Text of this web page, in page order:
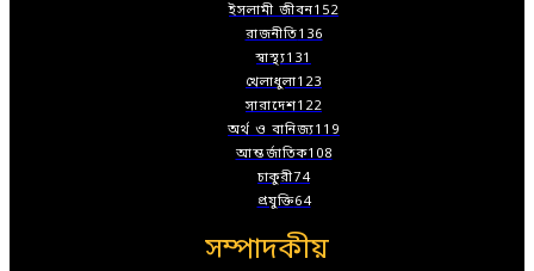
ইসলামী জীবন152
রাজনীতি136
স্বাস্থ্য131
খেলাধুলা123
সারাদেশ122
অর্থ ও বানিজ্য119
আন্তর্জাতিক108
চাকুরী74
প্রযুক্তি64
সম্পাদকীয়